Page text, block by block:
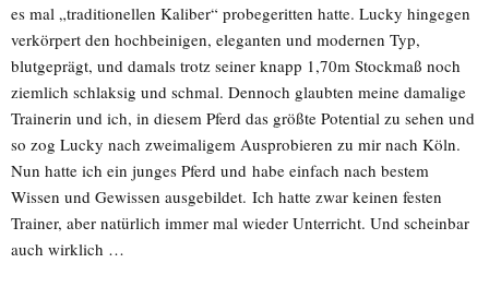
es mal „traditionellen Kaliber“ probegeritten hatte. Lucky hingegen
verkörpert den hochbeinigen, eleganten und modernen Typ,
blutgeprägt, und damals trotz seiner knapp 1,70m Stockmaß noch
ziemlich schlaksig und schmal. Dennoch glaubten meine damalige
Trainerin und ich, in diesem Pferd das größte Potential zu sehen und
so zog Lucky nach zweimaligem Ausprobieren zu mir nach Köln.
Nun hatte ich ein junges Pferd und habe einfach nach bestem
Wissen und Gewissen ausgebildet. Ich hatte zwar keinen festen
Trainer, aber natürlich immer mal wieder Unterricht. Und scheinbar
auch wirklich …